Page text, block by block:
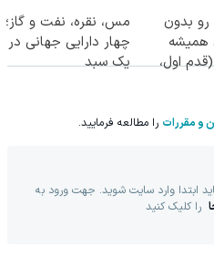
رو بدون
همیشه
اول،
مس، نقره، نفت و گاز؛
چهار دارایی جهانی در
یک سبد
و مقررات را مطالعه فرمایید.
ابتدا وارد سایت شوید. جهت ورود به
را کلیک کنید